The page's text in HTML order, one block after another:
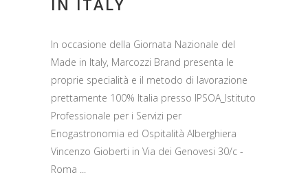
IN ITALY
In occasione della Giornata Nazionale del
Made in Italy, Marcozzi Brand presenta le
proprie specialità e il metodo di lavorazione
prettamente 100% Italia presso IPSOA_Istituto
Professionale per i Servizi per
Enogastronomia ed Ospitalità Alberghiera
Vincenzo Gioberti in Via dei Genovesi 30/c -
Roma